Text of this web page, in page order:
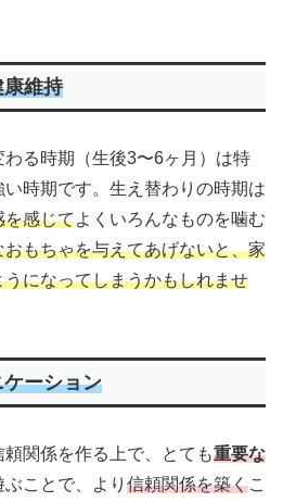
維持
る時期（生後3〜6ヶ月）は特
い時期です。生え替わりの時期は
を感じてよくいろんなものを噛む
おもちゃを与えてあげないと、家
になってしまうかもしれませ
ーション
関係を作る上で、とても重要な
ことで、より 信頼関係を築くこ